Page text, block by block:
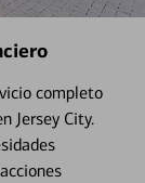
completo
Jersey City.